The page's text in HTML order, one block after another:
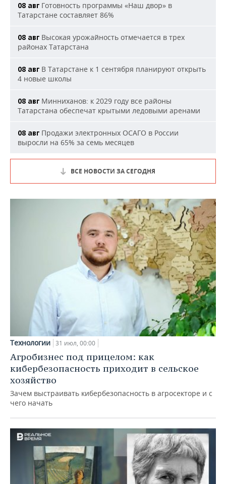
08 авг Готовность программы «Наш двор» в
Татарстане составляет 86%
08 авг Высокая урожайность отмечается в трех
районах Татарстана
08 авг В Татарстане к 1 сентября планируют открыть
4 новые школы
08 авг Минниханов: к 2029 году все районы
Татарстана обеспечат крытыми ледовыми аренами
08 авг Продажи электронных ОСАГО в России
выросли на 65% за семь месяцев
ВСЕ НОВОСТИ ЗА СЕГОДНЯ
Технологии 31 июл, 00:00
Агробизнес под прицелом: как
кибербезопасность приходит в сельское
хозяйство
Зачем выстраивать кибербезопасность в агросекторе и с
чего начать